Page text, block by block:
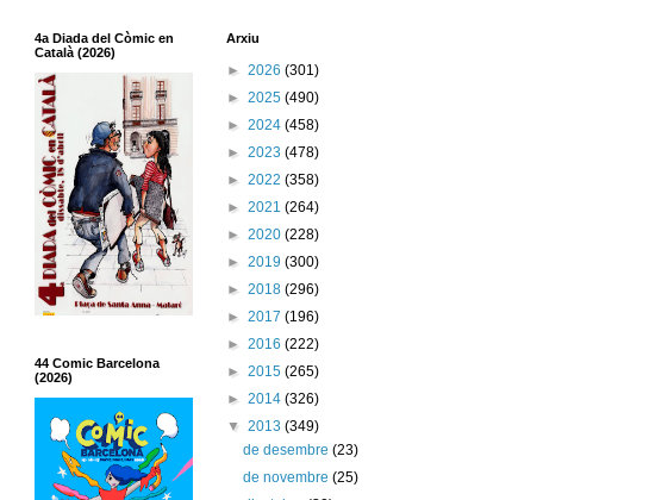
4a Diada del Còmic en
Català (2026)
44 Comic Barcelona
(2026)
Arxiu
► 2026 (301)
► 2025 (490)
► 2024 (458)
► 2023 (478)
► 2022 (358)
► 2021 (264)
► 2020 (228)
► 2019 (300)
► 2018 (296)
► 2017 (196)
► 2016 (222)
► 2015 (265)
► 2014 (326)
▼ 2013 (349)
de desembre(23)
de novembre(25)